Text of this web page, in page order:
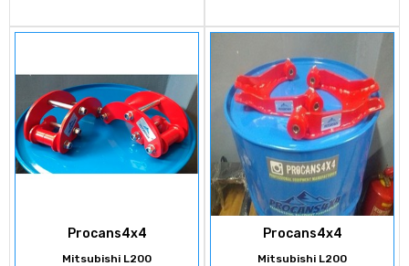
Procans4x4
Mitsubishi L200
Procans4x4
Mitsubishi L200